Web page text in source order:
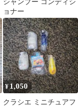
シャンプー コンディシ
ョナー
¥1,050
クラシエ ミニチュアフ